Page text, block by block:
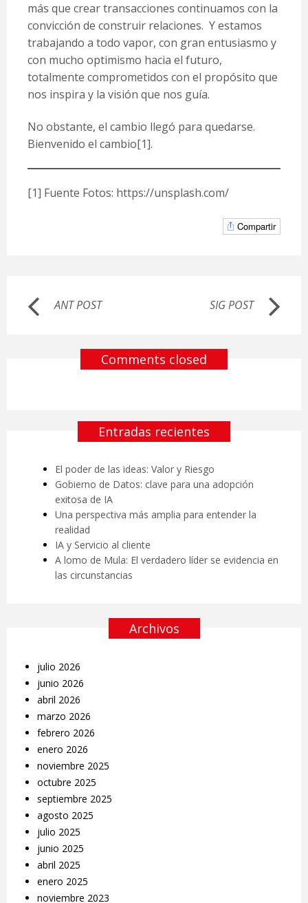
más que crear transacciones continuamos con la
convicción de construir relaciones. Y estamos
trabajando a todo vapor, con gran entusiasmo y
con mucho optimismo hacia el futuro,
totalmente comprometidos con el propósito que
nos inspira y la visión que nos guía.
No obstante, el cambio llegó para quedarse.
Bienvenido el cambio[1].
[1] Fuente Fotos: https://unsplash.com/
Compartir
ANT POST SIG POST
Comments closed
Entradas recientes
El poder de las ideas: Valor y Riesgo
Gobierno de Datos: clave para una adopción
exitosa de IA
Una perspectiva más amplia para entender la
realidad
IA y Servicio al cliente
A lomo de Mula: El verdadero líder se evidencia en
las circunstancias
Archivos
julio 2026
junio 2026
abril 2026
marzo 2026
febrero 2026
enero 2026
noviembre 2025
octubre 2025
septiembre 2025
agosto 2025
julio 2025
junio 2025
abril 2025
enero 2025
noviembre 2023